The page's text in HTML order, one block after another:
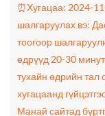
⏰Хугацаа: 2024-
шалгаруулах вэ:
тоогоор
өдрүүд 20-30
тухайн өдрийн тал
хугацаанд
Манай сайтад